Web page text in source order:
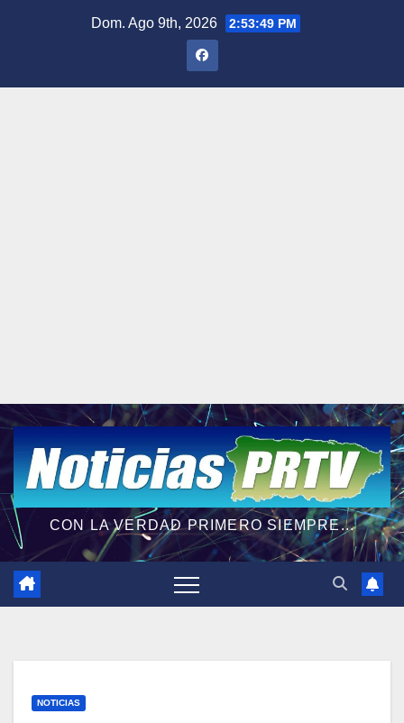
Dom. Ago 9th, 2026 2:53:50 PM
CON LA VERDAD PRIMERO SIEMPRE...
NOTICIAS